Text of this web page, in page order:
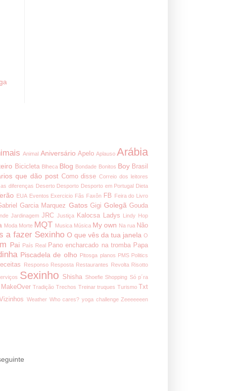
Animal Aniversário Apelo Aplauso Arábia
Bicicleta Blheca Blog Bondade Bonitos Boy Brasil
que dão post Como disse Correio dos leitores
diferenças Deserto Desporto Desporto em Portugal Dieta
EUA Eventos Exercicio Fãs Faxôn FB Feira do Livro
Garcia Marquez Gatos Gigi Golegã Gouda
Jardinagem JRC Justiça Kalocsa Ladys Lindy Hop
Moda Morte MQT Musica Música My own Na rua Não
a fazer Sexinho O que vês da tua janela O
Pai País Real Pano encharcado na tromba Papa
Piscadela de olho Pitosga planos PMS Politics
Responso Resposta Restaurantes Revolta Risotto
Sexinho Shisha Shoefie Shopping Só p´ra
Tradição Trechos Treinar truques Turismo Txt
Weather Who cares? yoga challenge Zeeeeeeen